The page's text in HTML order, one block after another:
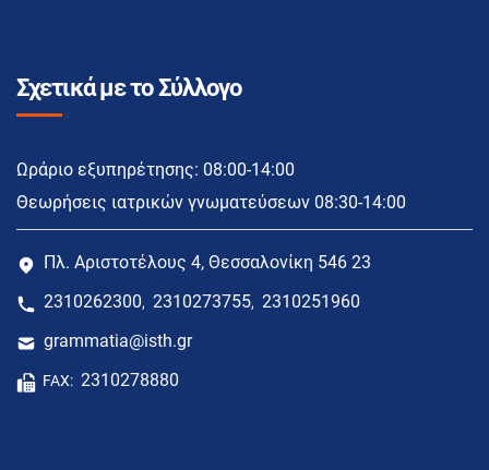
Σχετικά με το Σύλλογο
Ωράριο εξυπηρέτησης: 08:00-14:00
Θεωρήσεις ιατρικών γνωματεύσεων 08:30-14:00
Πλ. Αριστοτέλους 4, Θεσσαλονίκη 546 23
2310262300, 2310273755, 2310251960
grammatia@isth.gr
FAX: 2310278880